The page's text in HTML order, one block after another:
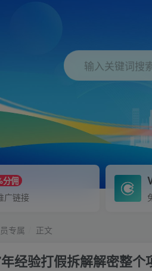
输入关键词搜
分佣
广链接
专属 正文
年经验打假拆解解密整